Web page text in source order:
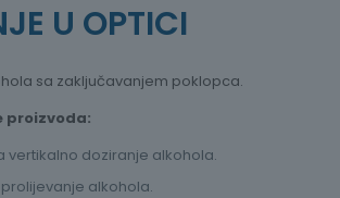
U OPTICI
sa zaključavanjem poklopca.
proizvoda:
vertikalno doziranje alkohola.
alkohola.